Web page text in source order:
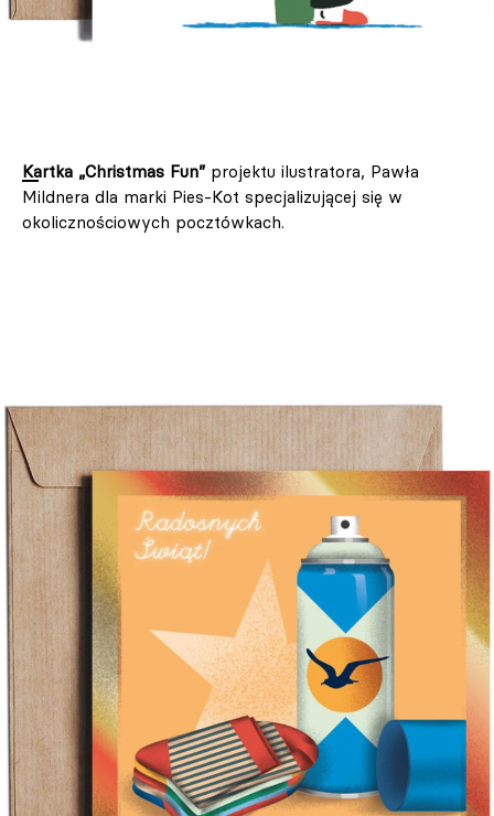
Kartka „Christmas Fun” projektu ilustratora, Pawła
Mildnera dla marki Pies-Kot specjalizującej się w
okolicznościowych pocztówkach.